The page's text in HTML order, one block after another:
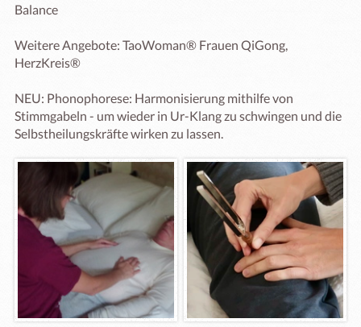
Balance
Weitere Angebote: TaoWoman® Frauen QiGong,
HerzKreis®
NEU: Phonophorese: Harmonisierung mithilfe von
Stimmgabeln - um wieder in Ur-Klang zu schwingen und die
Selbstheilungskräfte wirken zu lassen.